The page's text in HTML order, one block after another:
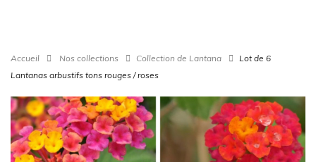
Accueil Nos collections Collection de Lantana
Lot de 6
Lantanas arbustifs tons rouges / roses